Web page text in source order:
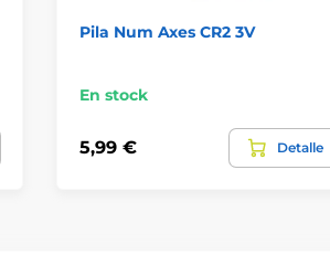
Pila Num Axes CR2 3V
En stock
5,99 € Detalle